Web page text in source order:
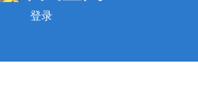
登录